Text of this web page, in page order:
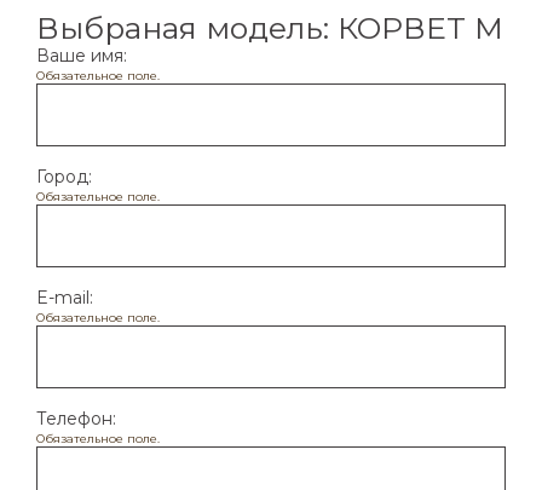
Выбраная модель: КОРВЕТ М
Ваше имя:
Обязательное поле.
Город:
Обязательное поле.
E-mail:
Обязательное поле.
Телефон:
Обязательное поле.
Ваше имя*
Номер телефона*
Город